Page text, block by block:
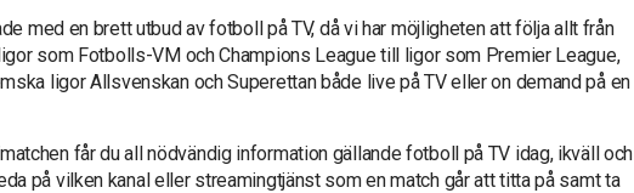
med en brett utbud av fotboll på TV, då vi har möjligheten att följa allt från
som Fotbolls-VM och Champions League till ligor som Premier League,
ligor Allsvenskan och Superettan både live på TV eller on demand på en
får du all nödvändig information gällande fotboll på TV idag, ikväll och
på vilken kanal eller streamingtjänst som en match går att titta på samt ta